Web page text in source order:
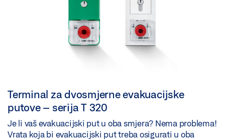
Terminal za dvosmjerne evakuacijske
putove – serija T 320
Je li vaš evakuacijski put u oba smjera? Nema problema!
Vrata koja bi evakuacijski put treba osigurati u oba